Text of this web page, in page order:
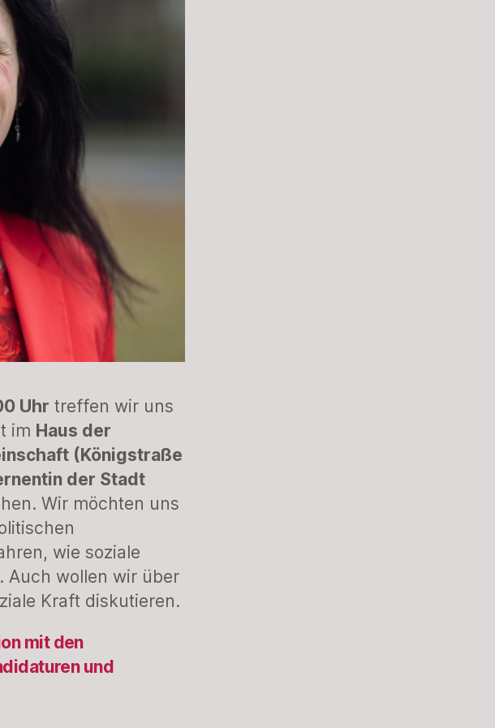
Uhr treffen wir uns
im Haus der
(Königstraße
der Stadt
Wir möchten uns
wie soziale
Auch wollen wir über
Kraft diskutieren.
mit den
und